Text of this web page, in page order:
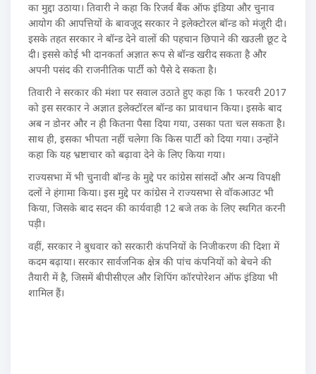
का मुद्दा उठाया। तिवारी ने कहा कि रिजर्व बैंक ऑफ इंडिया और चुनाव
आयोग की आपत्तियों के बावजूद सरकार ने इलेक्टोरल बॉन्ड को मंजूरी दी।
इसके तहत सरकार ने बॉन्ड देने वालों की पहचान छिपाने की खउली छूट दे
दी। इससे कोई भी दानकर्ता अज्ञात रूप से बॉन्ड खरीद सकता है और
अपनी पसंद की राजनीतिक पार्टी को पैसे दे सकता है।
तिवारी ने सरकार की मंशा पर सवाल उठाते हुए कहा कि 1 फरवरी 2017
को इस सरकार ने अज्ञात इलेक्टॉरल बॉन्ड का प्रावधान किया। इसके बाद
अब न डोनर और न ही कितना पैसा दिया गया, उसका पता चल सकता है।
साथ ही, इसका भीपता नहीं चलेगा कि किस पार्टी को दिया गया। उन्होंने
कहा कि यह भ्रष्टाचार को बढ़ावा देने के लिए किया गया।
राज्यसभा में भी चुनावी बॉन्ड के मुद्दे पर कांग्रेस सांसदों और अन्य विपक्षी
दलों ने हंगामा किया। इस मुद्दे पर कांग्रेस ने राज्यसभा से वॉकआउट भी
किया, जिसके बाद सदन की कार्यवाही 12 बजे तक के लिए स्थगित करनी
पड़ी।
वहीं, सरकार ने बुधवार को सरकारी कंपनियों के निजीकरण की दिशा में
कदम बढ़ाया। सरकार सार्वजनिक क्षेत्र की पांच कंपनियों को बेचने की
तैयारी में है, जिसमें बीपीसीएल और शिपिंग कॉरपोरेशन ऑफ इंडिया भी
शामिल हैं।